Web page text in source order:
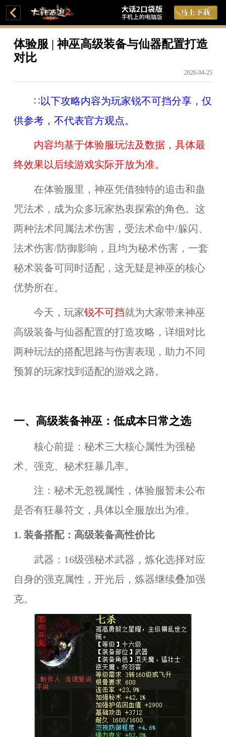
体验服 | 神巫高级装备与仙器配置打造
对比
2026-04-25
∷以下攻略内容为玩家锐不可挡分享，仅
供参考，不代表官方观点。
内容均基于体验服玩法及数据，具体最
终效果以后续游戏实际开放为准。
在体验服里，神巫凭借独特的追击和蛊
咒法术，成为众多玩家热衷探索的角色。这
两种法术同属法术伤害，受法术命中/躲闪、
法术伤害/防御影响 ，且均为秘术伤害，一套
秘术装备可同时适配，这无疑是神巫的核心
优势所在。
今天，玩家锐不可挡就为大家带来神巫
高级装备与仙器配置的打造攻略，详细对比
两种玩法的搭配思路与伤害表现，助力不同
预算的玩家找到适配的游戏之路。
一、高级装备神巫：低成本日常之选
核心前提：秘术三大核心属性为强秘
术、强克、秘术狂暴几率。
注：秘术无忽视属性，体验服暂未公布
是否有狂暴符文，具体以全服放出为准。
1. 装备搭配： 高级装备高性价比
武器：16级强秘术武器，炼化选择对应
自身的强克属性，开光后，炼器继续叠加强
克。